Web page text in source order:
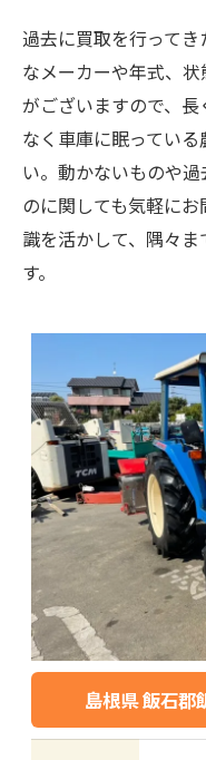
過去に買取を行って
なメーカーや年式、
がございますので、
なく車庫に眠ってい
い。動かないものや
のに関しても気軽に
識を活かして、隅々
す。
島根県 飯石